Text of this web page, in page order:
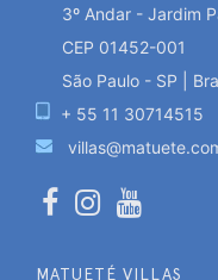
3º Andar - Jardim
CEP 01452-001
São Paulo - SP |
+ 55 11 30714515
MATUETÉ VILLAS